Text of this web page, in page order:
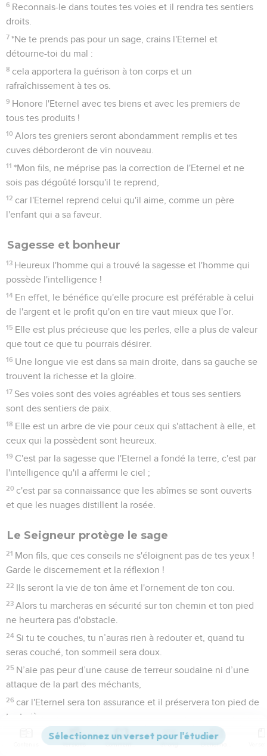
6 Reconnais-le dans toutes tes voies et il rendra tes sentiers
droits.
7 *Ne te prends pas pour un sage, crains l'Eternel et
détourne-toi du mal :
8 cela apportera la guérison à ton corps et un
rafraîchissement à tes os.
9 Honore l'Eternel avec tes biens et avec les premiers de
tous tes produits !
10 Alors tes greniers seront abondamment remplis et tes
cuves déborderont de vin nouveau.
11 *Mon fils, ne méprise pas la correction de l'Eternel et ne
sois pas dégoûté lorsqu'il te reprend,
12 car l'Eternel reprend celui qu'il aime, comme un père
l'enfant qui a sa faveur.
Sagesse et bonheur
13 Heureux l'homme qui a trouvé la sagesse et l'homme qui
possède l'intelligence !
14 En effet, le bénéfice qu'elle procure est préférable à celui
de l'argent et le profit qu'on en tire vaut mieux que l'or.
15 Elle est plus précieuse que les perles, elle a plus de valeur
que tout ce que tu pourrais désirer.
16 Une longue vie est dans sa main droite, dans sa gauche se
trouvent la richesse et la gloire.
17 Ses voies sont des voies agréables et tous ses sentiers
sont des sentiers de paix.
18 Elle est un arbre de vie pour ceux qui s'attachent à elle, et
ceux qui la possèdent sont heureux.
19 C'est par la sagesse que l'Eternel a fondé la terre, c'est par
l'intelligence qu'il a affermi le ciel ;
20 c'est par sa connaissance que les abîmes se sont ouverts
et que les nuages distillent la rosée.
Le Seigneur protège le sage
21 Mon fils, que ces conseils ne s'éloignent pas de tes yeux !
Garde le discernement et la réflexion !
22 Ils seront la vie de ton âme et l'ornement de ton cou.
23 Alors tu marcheras en sécurité sur ton chemin et ton pied
ne heurtera pas d'obstacle.
24 Si tu te couches, tu n’auras rien à redouter et, quand tu
seras couché, ton sommeil sera doux.
25 N’aie pas peur d’une cause de terreur soudaine ni d’une
attaque de la part des méchants,
26 car l'Eternel sera ton assurance et il préservera ton pied de
tout piège.
Aimer son prochain
Versions Commentaires Strong